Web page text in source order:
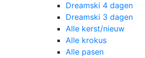
Dreamski 4 dagen
Dreamski 3 dagen
Alle kerst/nieuw
Alle krokus
Alle pasen